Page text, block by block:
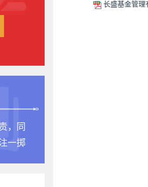
，同
一掷
长盛基金管理